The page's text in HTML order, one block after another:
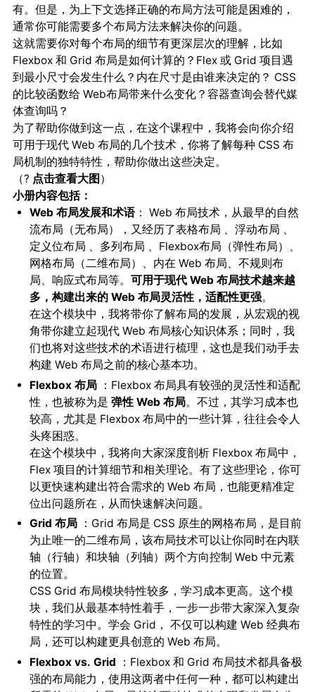
有。但是，为上下文选择正确的布局方法可能是困难的，
通常你可能需要多个布局方法来解决你的问题。
这就需要你对每个布局的细节有更深层次的理解，比如
Flexbox 和 Grid 布局是如何计算的？Flex 或 Grid 项目遇
到最小尺寸会发生什么？内在尺寸是由谁来决定的？ CSS
的比较函数给 Web布局带来什么变化？容器查询会替代媒
体查询吗？
为了帮助你做到这一点，在这个课程中，我将会向你介绍
可用于现代 Web 布局的几个技术，你将了解每种 CSS 布
局机制的独特特性，帮助你做出这些决定。
（? 点击查看大图 ）
小册内容包括：
Web 布局发展和术语： Web 布局技术，从最早的自然
流布局（无布局），又经历了表格布局 、浮动布局 、
定义位布局 、多列布局 、Flexbox布局（弹性布局）、
网格布局（二维布局）、内在 Web 布局、不规则布
局、响应式布局等。 可用于现代 Web 布局技术越来越
多，构建出来的 Web 布局灵活性，适配性更强。
在这个模块中，我将带你了解布局的发展，从宏观的视
角带你建立起现代 Web 布局核心知识体系；同时，我
们也将对这些技术的术语进行梳理，这也是我们动手去
构建 Web 布局之前的核心基本功。
Flexbox 布局：Flexbox 布局具有较强的灵活性和适配
性，也被称为是 弹性 Web 布局。不过，其学习成本也
较高，尤其是 Flexbox 布局中的一些计算，往往会令人
头疼困惑。
在这个模块中，我将向大家深度剖析 Flexbox 布局中，
Flex 项目的计算细节和相关理论。有了这些理论，你可
以更快速构建出符合需求的 Web 布局，也能更精准定
位出问题所在，从而快速解决问题。
Grid 布局：Grid 布局是 CSS 原生的网格布局，是目前
为止唯一的二维布局，该布局技术可以让你同时在内联
轴（行轴）和块轴（列轴）两个方向控制 Web 中元素
的位置。
CSS Grid 布局模块特性较多，学习成本更高。这个模
块，我们从最基本特性着手，一步一步带大家深入复杂
特性的学习中。学会 Grid， 不仅可以构建 Web 经典布
局，还可以构建更具创意的 Web 布局。
Flexbox vs. Grid ：Flexbox 和 Grid 布局技术都具备极
强的布局能力，使用这两者中任何一种，都可以构建出